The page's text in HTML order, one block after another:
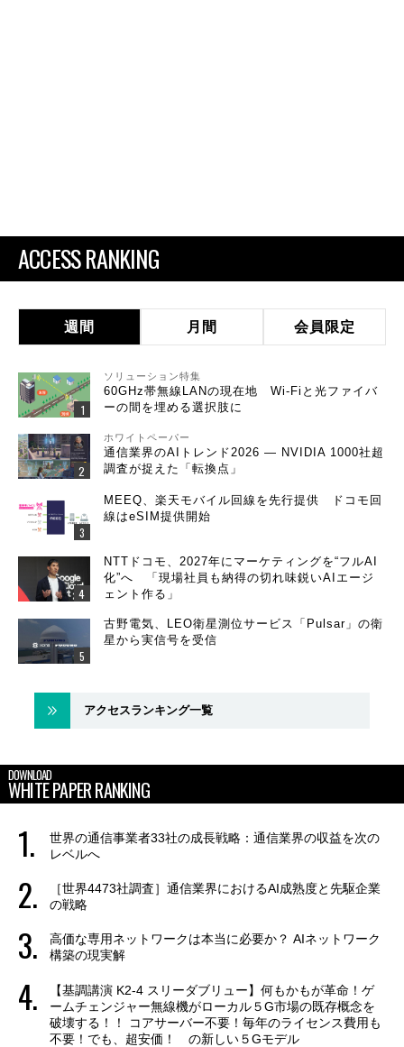
ACCESS RANKING
週間 月間 会員限定
ソリューション特集
60GHz帯無線LANの現在地 Wi-Fiと光ファイバ
ーの間を埋める選択肢に
ホワイトペーパー
通信業界のAIトレンド2026 ― NVIDIA 1000社超
調査が捉えた「転換点」
MEEQ、楽天モバイル回線を先行提供 ドコモ回
線はeSIM提供開始
NTTドコモ、2027年にマーケティングを“フルAI
化”へ 「現場社員も納得の切れ味鋭いAIエージ
ェント作る」
古野電気、LEO衛星測位サービス「Pulsar」の衛
星から実信号を受信
アクセスランキング一覧
DOWNLOAD
WHITE PAPER RANKING
世界の通信事業者33社の成長戦略：通信業界の収益を次の
レベルへ
［世界4473社調査］通信業界におけるAI成熟度と先駆企業
の戦略
高価な専用ネットワークは本当に必要か？ AIネットワーク
構築の現実解
【基調講演 K2-4 スリーダブリュー】何もかもが革命！ゲ
ームチェンジャー無線機がローカル５G市場の既存概念を
破壊する！！ コアサーバー不要！毎年のライセンス費用も
不要！でも、超安価！ の新しい５Gモデル